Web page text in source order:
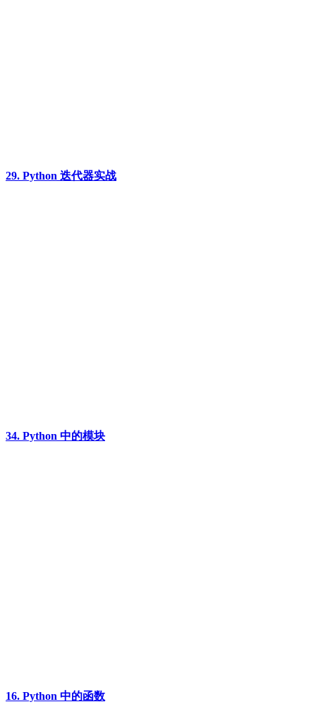
29. Python 迭代器实战
34. Python 中的模块
16. Python 中的函数